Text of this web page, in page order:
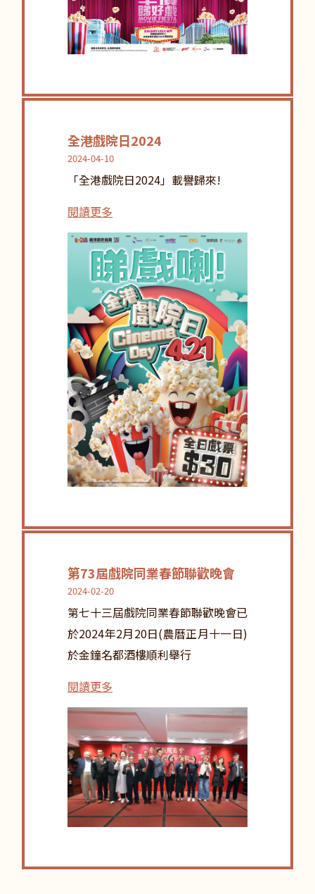
全港戲院日2024
2024-04-10
「全港戲院日2024」載譽歸來!
閱讀更多
第73屆戲院同業春節聯歡晚會
2024-02-20
第七十三屆戲院同業春節聯歡晚會已
於2024年2月20日(農曆正月十一日)
於金鐘名都酒樓順利舉行
閱讀更多